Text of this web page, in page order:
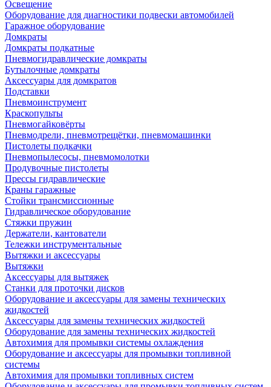
Освещение
Оборудование для диагностики подвески автомобилей
Гаражное оборудование
Домкраты
Домкраты подкатные
Пневмогидравлические домкраты
Бутылочные домкраты
Аксессуары для домкратов
Подставки
Пневмоинструмент
Краскопульты
Пневмогайковёрты
Пневмодрели, пневмотрещётки, пневмомашинки
Пистолеты подкачки
Пневмопылесосы, пневмомолотки
Продувочные пистолеты
Прессы гидравлические
Краны гаражные
Стойки трансмиссионные
Гидравлическое оборудование
Стяжки пружин
Держатели, кантователи
Тележки инструментальные
Вытяжки и аксессуары
Вытяжки
Аксессуары для вытяжек
Станки для проточки дисков
Оборудование и аксессуары для замены технических
жидкостей
Аксессуары для замены технических жидкостей
Оборудование для замены технических жидкостей
Автохимия для промывки системы охлаждения
Оборудование и аксессуары для промывки топливной
системы
Автохимия для промывки топливных систем